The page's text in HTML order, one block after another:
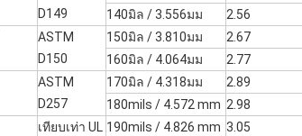
D149
140มิล / 3.556มม
2.56
ASTM
D150
150มิล / 3.810มม
2.67
160มิล / 4.064มม
2.77
ASTM
D257
170มิล / 4.318มม
2.89
180mils / 4.572 mm 2.98
เทียบเท่า UL 190mils / 4.826 mm 3.05